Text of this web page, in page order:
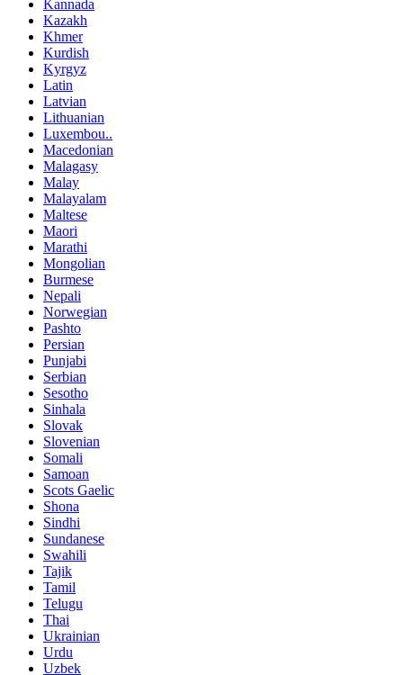
Kannada
Kazakh
Khmer
Kurdish
Kyrgyz
Latin
Latvian
Lithuanian
Luxembou..
Macedonian
Malagasy
Malay
Malayalam
Maltese
Maori
Marathi
Mongolian
Burmese
Nepali
Norwegian
Pashto
Persian
Punjabi
Serbian
Sesotho
Sinhala
Slovak
Slovenian
Somali
Samoan
Scots Gaelic
Shona
Sindhi
Sundanese
Swahili
Tajik
Tamil
Telugu
Thai
Ukrainian
Urdu
Uzbek